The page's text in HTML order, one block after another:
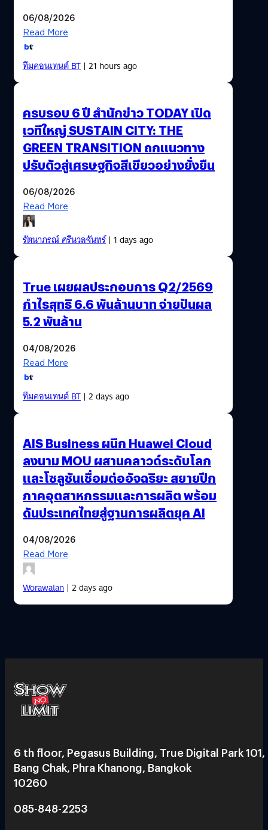
06/08/2026
Read More
ทีมคอนเทนต์ BT| 21 hours ago
ครบรอบ 6 ปี สำนักข่าว TODAY เปิด
เวทีใหญ่ SUSTAIN CITY: THE
GREEN TRANSITION ถกแนวทาง
ปรับตัวสู่เศรษฐกิจสีเขียวอย่างยั่งยืน
06/08/2026
Read More
รัตนาภรณ์ ศรีนวลจันทร์| 1 days ago
True เผยผลประกอบการ Q2/2569
กำไรสุทธิ 6.6 พันล้านบาท จ่ายปันผล
5.2 พันล้าน
04/08/2026
Read More
ทีมคอนเทนต์ BT| 2 days ago
AIS Business ผนึก Huawei Cloud
ลงนาม MOU ผสานคลาวด์ระดับโลก
และโซลูชันเชื่อมต่ออัจฉริยะ สยายปีก
ภาคอุตสาหกรรมและการผลิต พร้อม
ดันประเทศไทยสู่ฐานการผลิตยุค AI
04/08/2026
Read More
Worawalan| 2 days ago
6 th floor, Pegasus Building, True Digital Park 101,
Bang Chak, Phra Khanong, Bangkok
10260
085-848-2253